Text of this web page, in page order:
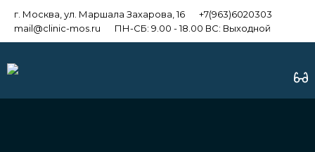
г. Москва, ул. Маршала Захарова, 16
+7(963)6020303
mail@clinic-mos.ru
ПН-СБ: 9.00 - 18.00 ВС: Выходной